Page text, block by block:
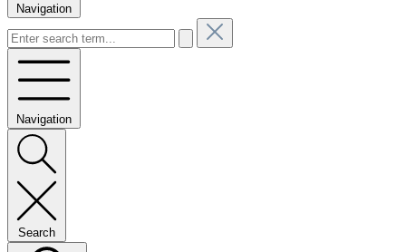
Navigation
Navigation
Search